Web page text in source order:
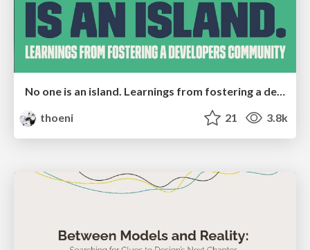
No one is an island. Learnings from fostering a developers community.
thoeni
21 3.8k